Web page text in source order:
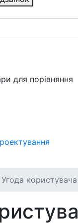
для порівняння
Угода користувача